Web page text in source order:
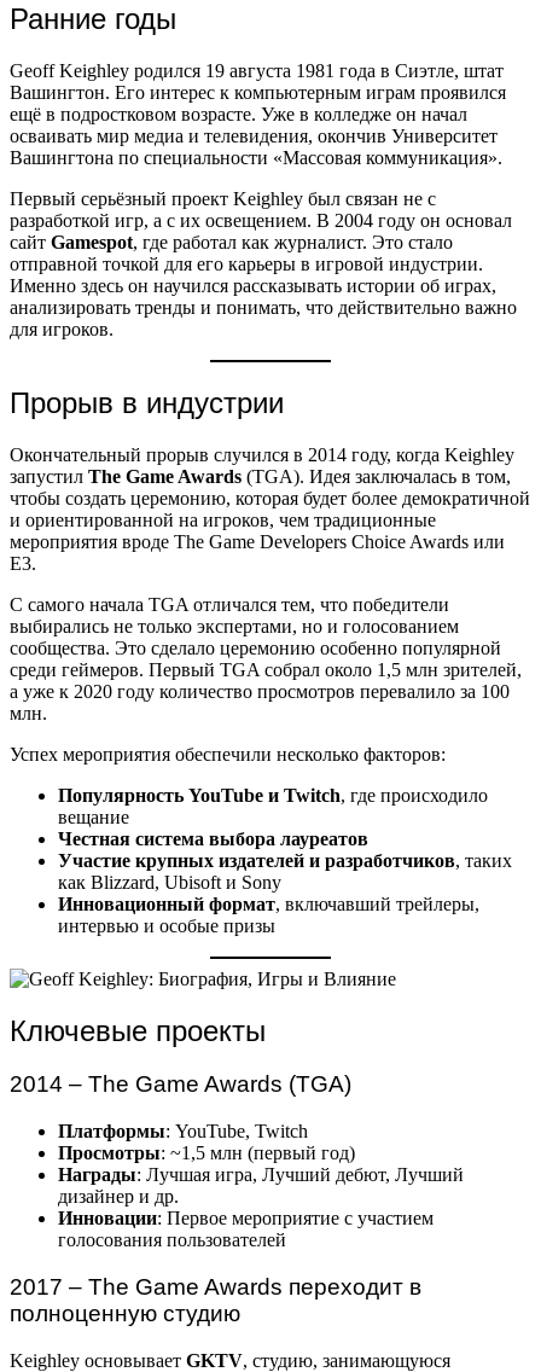
Ранние годы
Geoff Keighley родился 19 августа 1981 года в Сиэтле, штат
Вашингтон. Его интерес к компьютерным играм проявился
ещё в подростковом возрасте. Уже в колледже он начал
осваивать мир медиа и телевидения, окончив Университет
Вашингтона по специальности «Массовая коммуникация».
Первый серьёзный проект Keighley был связан не с
разработкой игр, а с их освещением. В 2004 году он основал
сайт Gamespot, где работал как журналист. Это стало
отправной точкой для его карьеры в игровой индустрии.
Именно здесь он научился рассказывать истории об играх,
анализировать тренды и понимать, что действительно важно
для игроков.
Прорыв в индустрии
Окончательный прорыв случился в 2014 году, когда Keighley
запустил The Game Awards (TGA). Идея заключалась в том,
чтобы создать церемонию, которая будет более демократичной
и ориентированной на игроков, чем традиционные
мероприятия вроде The Game Developers Choice Awards или
E3.
С самого начала TGA отличался тем, что победители
выбирались не только экспертами, но и голосованием
сообщества. Это сделало церемонию особенно популярной
среди геймеров. Первый TGA собрал около 1,5 млн зрителей,
а уже к 2020 году количество просмотров перевалило за 100
млн.
Успех мероприятия обеспечили несколько факторов:
Популярность YouTube и Twitch, где происходило
вещание
Честная система выбора лауреатов
Участие крупных издателей и разработчиков, таких
как Blizzard, Ubisoft и Sony
Инновационный формат, включавший трейлеры,
интервью и особые призы
Ключевые проекты
2014 – The Game Awards (TGA)
Платформы: YouTube, Twitch
Просмотры: ~1,5 млн (первый год)
Награды: Лучшая игра, Лучший дебют, Лучший
дизайнер и др.
Инновации: Первое мероприятие с участием
голосования пользователей
2017 – The Game Awards переходит в
полноценную студию
Keighley основывает GKTV, студию, занимающуюся